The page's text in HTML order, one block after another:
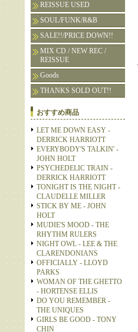
REISSUE USED
SOUL/FUNK/R&B
SALE!!/PRICE DOWN!!
MIX CD / NEW REC /
REISSUE
Goods
THANKS SOLD OUT!!
おすすめ商品
LET ME DOWN EASY -
DERRICK HARRIOTT
EVERYBODY'S TALKIN' -
JOHN HOLT
PSYCHEDELIC TRAIN -
DERRICK HARRIOTT
TONIGHT IS THE NIGHT -
CLAUDELLE MILLER
STICK BY ME - JOHN
HOLT
MUDIE'S MOOD - THE
RHYTHM RULERS
NIGHT OWL - LEE & THE
CLARENDONIANS
OFFICIALLY - LLOYD
PARKS
WOMAN OF THE GHETTO
- HORTENSE ELLIS
DO YOU REMEMBER -
THE UNIQUES
GIRLS BE GOOD - TONY
CHIN